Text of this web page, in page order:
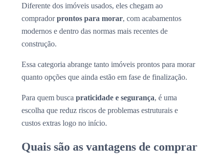
Diferente dos imóveis usados, eles chegam ao
compradorprontos para morar, com acabamentos
modernos e dentro das normas mais recentes de
construção.
Essa categoria abrange tanto imóveis prontos para morar
quanto opções que ainda estão em fase de finalização.
Para quem busca praticidade e segurança, é uma
escolha que reduz riscos de problemas estruturais e
custos extras logo no início.
Quais são as vantagens de comprar